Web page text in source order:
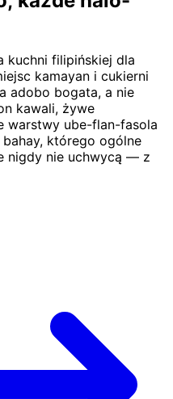
kuchni filipińskiej dla
kamayan i cukierni
adobo bogata, a nie
kawali, żywe
warstwy ube-flan-fasola
bahay, którego ogólne
nigdy nie uchwycą — z